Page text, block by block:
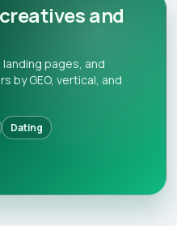
and
pages, and
by GEO, vertical, and
Dating